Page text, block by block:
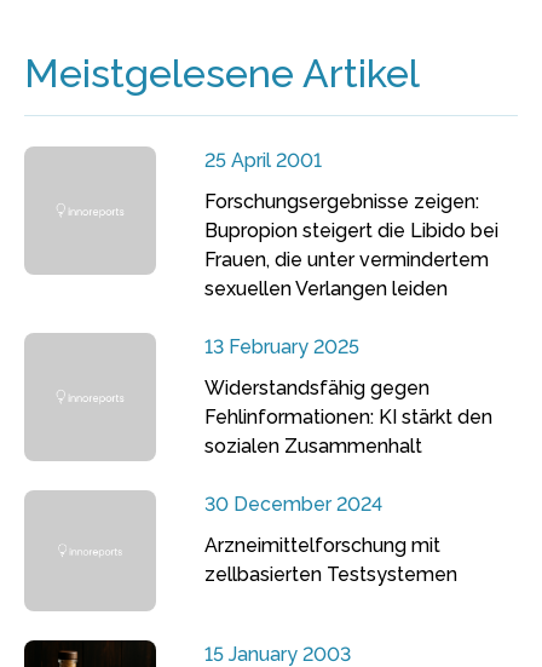
Meistgelesene Artikel
25 April 2001
Forschungsergebnisse zeigen:
Bupropion steigert die Libido bei
Frauen, die unter vermindertem
sexuellen Verlangen leiden
13 February 2025
Widerstandsfähig gegen
Fehlinformationen: KI stärkt den
sozialen Zusammenhalt
30 December 2024
Arzneimittelforschung mit
zellbasierten Testsystemen
15 January 2003